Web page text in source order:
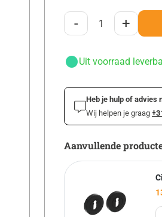
- +
Uit voorraad
Heb je hulp of advies
Wij helpen je graag
Aanvullende